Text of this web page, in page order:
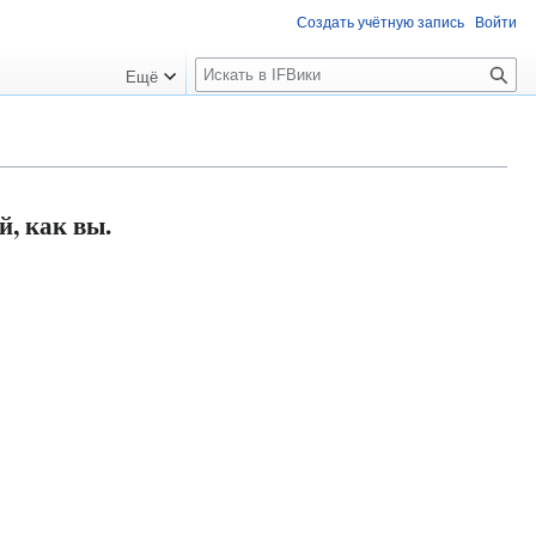
как вы.
Создать учётную запись Войти
Ещё
П
о
к